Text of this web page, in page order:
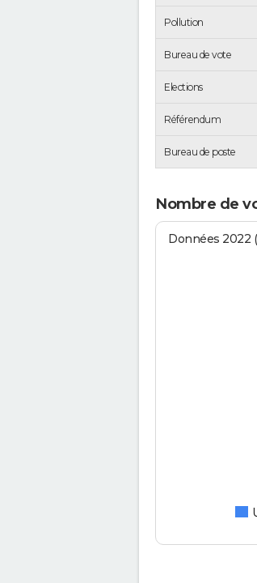
Pollution
Bureau de vote
Elections
Référendum
Bureau de poste
Nombre de
Données 2022